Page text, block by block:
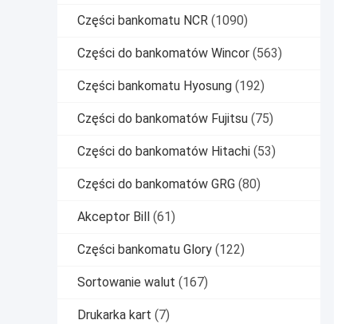
Części bankomatu NCR (1090)
Części do bankomatów Wincor (563)
Części bankomatu Hyosung (192)
Części do bankomatów Fujitsu (75)
Części do bankomatów Hitachi (53)
Części do bankomatów GRG (80)
Akceptor Bill (61)
Części bankomatu Glory (122)
Sortowanie walut (167)
Drukarka kart (7)